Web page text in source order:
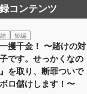
コンテンツ
短編
攫千金！ 〜賭けの対
です。せっかくなの
を取り、断罪ついで
ロ儲けします！〜